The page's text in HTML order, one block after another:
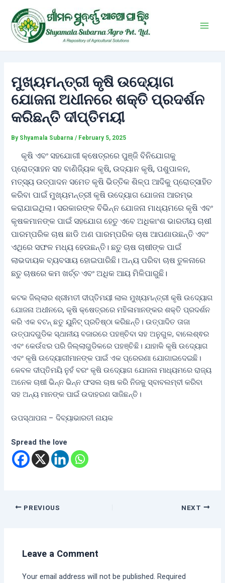
content
ମୁଖ୍ୟମନ୍ତ୍ରୀ କୃଷି ଉଦ୍ୟୋଗ
ଯୋଜନା ଅଧୀନରେ ଶକ୍ତି ପ୍ରଦର୍ଶନ
କରିଛନ୍ତି ଦୀପ୍ତିମୟୀ
By Shyamala Subarna/ February 5, 2025
କୃଷି ଏବଂ ସହଯୋଗୀ କ୍ଷେତ୍ରରେ ପୁଞ୍ଜି ବିନିଯୋଗକୁ
ପ୍ରୋତ୍ସାହନ ସହ ବାଣିଜ୍ୟିକ କୃଷି, ଉଦ୍ୟାନ କୃଷି, ପଶୁପାଳନ,
ମତ୍ସ୍ୟ ଉତ୍ପାଦନ ସମେତ କୃଷି ଭିତ୍ତିକ ଶିଳ୍ପ ଆଦିକୁ ପ୍ରୋତ୍ସାହିତ
କରିବା ପାଇଁ ମୁଖ୍ୟମନ୍ତ୍ରୀ କୃଷି ଉଦ୍ୟୋଗ ଯୋଜନା ଆରମ୍ଭ
କରାଯାଇଥିଲା। ସରକାରଙ୍କ ବିଭିନ୍ନ ଯୋଜନା ମାଧ୍ୟମରେ କୃଷି ଏବଂ
କୃଷକମାନଙ୍କ ପାଇଁ ସହଯୋଗ ହେତୁ ଏବେ ଅଧିକାଂଶ ଭାରତୀୟ ଚାଷୀ
ପାରମ୍ପରିକ ଚାଷ ଛାଡି ଅଣ ପାରମ୍ପରିକ ଚାଷ ଆପଣାଉଛନ୍ତି ଏବଂ
ଏଥିରେ ସଫଳ ମଧ୍ୟ ହେଉଛନ୍ତି। ଛତୁ ଚାଷ ଚାଷୀଙ୍କ ପାଇଁ
ଲାଭଦାୟକ ବ୍ୟବସାୟ ହୋଇପାରିଛି। ଅନ୍ୟ ପରିବା ଚାଷ ତୁଳନାରେ
ଛତୁ ଚାଷରେ କମ ଖର୍ଚ୍ଚ ଏବଂ ଅଧିକ ଆୟ ମିଳିପାରୁଛି।
କଟକ ଜିଲ୍ଲାର ଶ୍ରୀମତୀ ଦୀପ୍ତିମୟୀ ଲାଲ ମୁଖ୍ୟମନ୍ତ୍ରୀ କୃଷି ଉଦ୍ୟୋଗ
ଯୋଜନା ଅଧୀନରେ, କୃଷି କ୍ଷେତ୍ରରେ ମହିଳାମାନଙ୍କର ଶକ୍ତି ପ୍ରଦର୍ଶନ
କରି ଏକ ବଟନ୍ ଛତୁ ୟୁନିଟ୍ ପ୍ରତିଷ୍ଠା କରିଛନ୍ତି। ଉତ୍ପାଦିତ ତାଜା
ଉତ୍ପାଦଗୁଡିକ ସ୍ଥାନୀୟ ବଜାରରେ ପହଞ୍ଚିବା ସହ ଅନୁଗୁଳ, ବାଲେଶ୍ଵର
ଏବଂ କେଉଁଝର ପରି ଜିଲ୍ଲାଗୁଡିକରେ ପହଞ୍ଚିଛି। ଯାହାକି କୃଷି ଉଦ୍ୟୋଗ
ଏବଂ କୃଷି ଉଦ୍ୟୋଗୀମାନଙ୍କ ପାଇଁ ଏକ ପ୍ରେରଣା ଯୋଗାଇଦେଇଛି।
କେବଳ ଦୀପ୍ତିମୟି ନୁହଁ ବରଂ କୃଷି ଉଦ୍ୟୋଗ ଯୋଜନା ମାଧ୍ୟମରେ ରାଜ୍ୟ
ଅନେକ ଚାଷୀ ଭିନ୍ନ ଭିନ୍ନ ଫସଲ ଚାଷ କରି ନିଜକୁ ସ୍ବାବଲମ୍ବୀ କରିବା
ସହ ଅନ୍ୟ ମାନଙ୍କ ପାଇଁ ଉଦାହରଣ ସାଜିଛନ୍ତି।
ଉପସ୍ଥାପନା – ଦିବ୍ୟାଭାରତୀ ନାୟକ
Spread the love
navigation
PREVIOUS NEXT
Leave a Comment
Your email address will not be published. Required